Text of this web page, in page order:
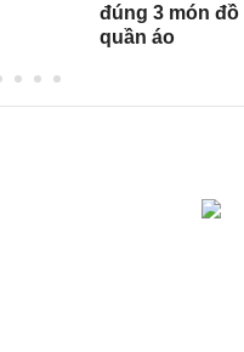
đúng 3 món
quần áo